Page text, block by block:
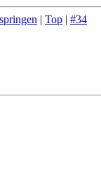
| Top | #34